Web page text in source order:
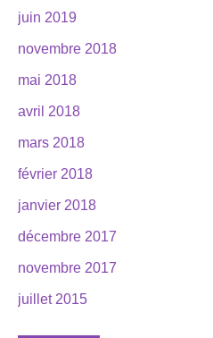
juin 2019
novembre 2018
mai 2018
avril 2018
mars 2018
février 2018
janvier 2018
décembre 2017
novembre 2017
juillet 2015